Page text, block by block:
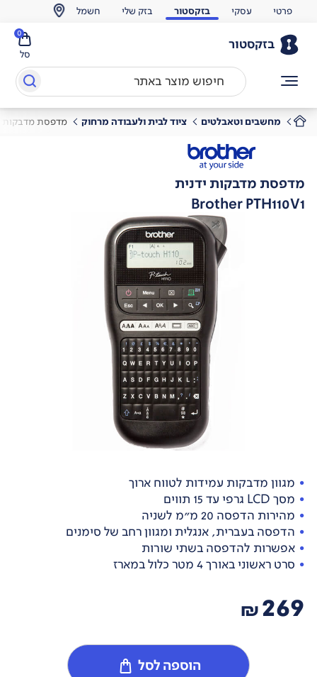
פרטי עסקי בזקסטור בזק שלי חשמל
בזקסטור
סל
0
מחשבים וטאבלטים ציוד לבית ולעבודה מרחוק מדפסת מדבקות
מדפסת מדבקות ידנית
Brother PTH110V1
מגוון מדבקות עמידות לטווח ארוך
מסך LCD גרפי עד 15 תווים
מהירות הדפסה 20 מ"מ לשניה
הדפסה בעברית, אנגלית ומגוון רחב של סימנים
אפשרות להדפסה בשתי שורות
סרט ראשוני באורך 4 מטר כלול במארז
269
₪
הוספה לסל